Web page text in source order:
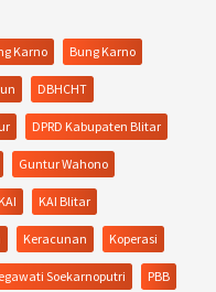
Karno Bung Karno
DBHCHT
DPRD Kabupaten Blitar
Guntur Wahono
KAI KAI Blitar
Keracunan Koperasi
Soekarnoputri PBB